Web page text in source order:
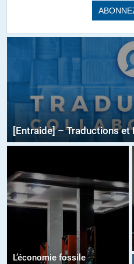
[Entraide] – Traductions et
L’économie fossile